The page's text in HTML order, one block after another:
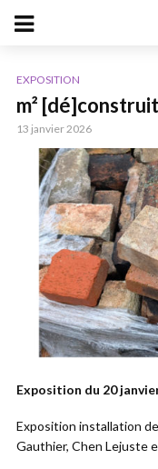
EXPOSITION
m² [dé]construit
13 janvier 2026
Exposition du 20
Exposition installation
Gauthier, Chen Lejuste